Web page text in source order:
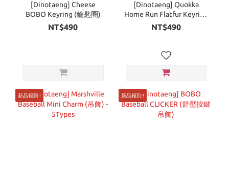
[Dinotaeng] Cheese
BOBO Keyring (鑰匙圈)
NT$490
[Dinotaeng] Quokka
Home Run Flatfur Keyring
(鑰匙圈) - 7Types
NT$490
新品報到 ! 新品報到 !